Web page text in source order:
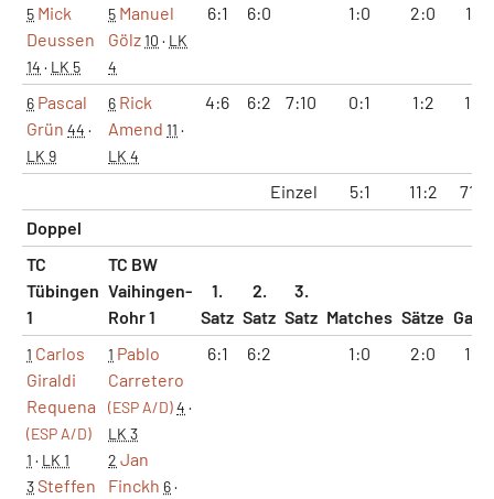
5 Mick
Deussen
14 · LK 5
5 Manuel
Gölz10 · LK
4
6:1 6:0 1:0 2:0 12:1
6 Pascal
Grün 44 ·
LK 9
6 Rick
Amend 11 ·
LK 4
4:6 6:2 7:10 0:1 1:2 10:9
Einzel 5:1 11:2
Doppel
TC
Tübingen
1
TC BW
Vaihingen-
Rohr 1
1.
Satz
2.
Satz
3.
Satz Matches Sätze
1 Carlos
Giraldi
Requena
(ESP A/D)
1 · LK 1
3Steffen
1 Pablo
Carretero
(ESP A/D)4 ·
LK 3
2 Jan
Finckh 6·
6:1 6:2 1:0 2:0 12:3